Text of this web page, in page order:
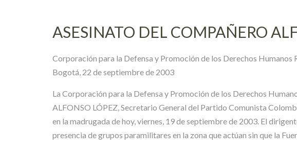
ASESINATO DEL COMPAÑERO
Corporación para la Defensa y Promoción de los Derechos Humanos
Bogotá, 22 de septiembre de 2003
La Corporación para la Defensa y Promoción de los Derechos
ALFONSO LÓPEZ, Secretario General del Partido Comunista
en la madrugada de hoy, viernes, 19 de septiembre de 2003. El
presencia de grupos paramilitares en la zona que actúan sin que la